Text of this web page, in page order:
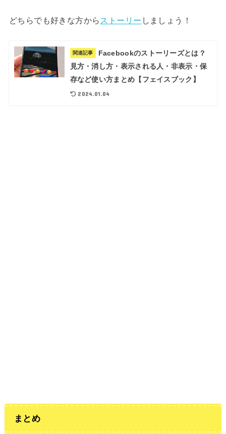
どちらでも好きな方から ストーリー しましょう！
関連記事
Facebookのストーリーズとは？
見方・消し方・表示される人・非表示・保
存など使い方まとめ【フェイスブック】
2024.01.04
まとめ